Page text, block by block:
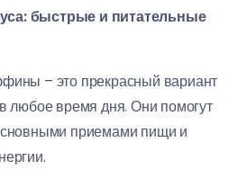
быстрые и питательные
– это прекрасный вариант
любое время дня. Они помогут
приемами пищи и